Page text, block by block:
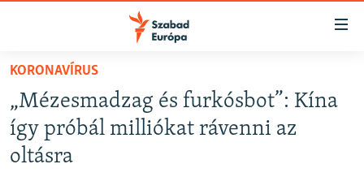
Akadálymentes
Ugrás
fő
oldalra
Ugrás
AKTUÁLIS
PODCASTOK
KORONAVÍRUS
„Mézesmadzag és furkósbot”: Kína
így próbál milliókat rávenni az
oltásra